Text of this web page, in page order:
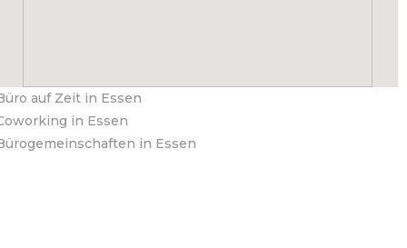
auf Zeit in Essen
in Essen
in Essen